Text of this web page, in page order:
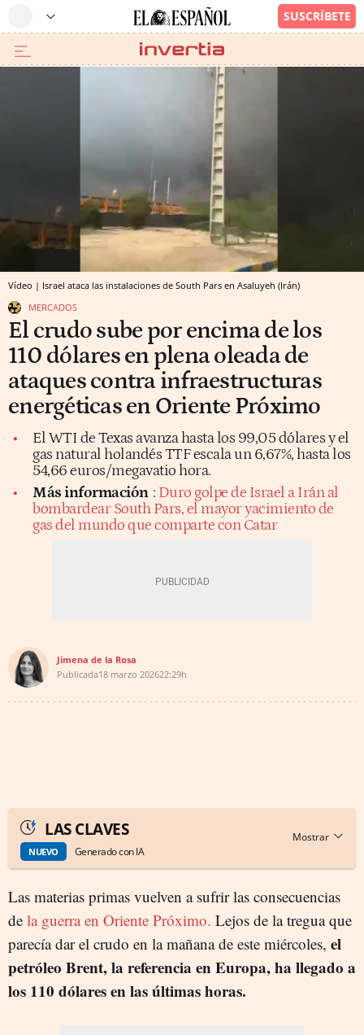
Vídeo | Israel ataca las instalaciones de South Pars en Asaluyeh (Irán)
MERCADOS
El crudo sube por encima de los
110 dólares en plena oleada de
ataques contra infraestructuras
energéticas en Oriente Próximo
El WTI de Texas avanza hasta los 99,05 dólares y el
gas natural holandés TTF escala un 6,67%, hasta los
54,66 euros/megavatio hora.
Más información : Duro golpe de Israel a Irán al
bombardear South Pars, el mayor yacimiento de
gas del mundo que comparte con Catar
Jimena de la Rosa
Publicada18 marzo 202622:29h
LAS CLAVES
NUEVO Generado con IA
Las materias primas vuelven a sufrir las consecuencias
de la guerra en Oriente Próximo. Lejos de la tregua que
parecía dar el crudo en la mañana de este miércoles, el
petróleo Brent, la referencia en Europa, ha llegado a
los 110 dólares en las últimas horas.